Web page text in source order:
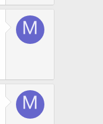
M
M